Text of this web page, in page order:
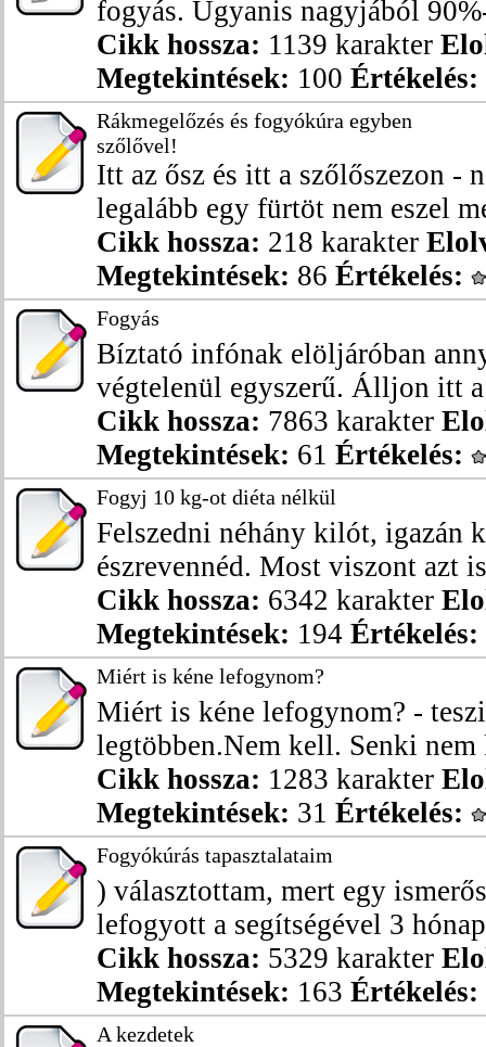
fogyás. Ugyanis nagyjából
Cikk hossza: 1139 karakter
Megtekintések: 100 Értékelés:
Rákmegelőzés és fogyókúra egyben
szőlővel!
Itt az ősz és itt a szőlőszezon -
legalább egy fürtöt nem eszel
Cikk hossza: 218 karakter
Megtekintések: 86 Értékelés:
Fogyás
Bíztató infónak elöljáróban
végtelenül egyszerű. Álljon itt
Cikk hossza: 7863 karakter
Megtekintések: 61 Értékelés:
Fogyj 10 kg-ot diéta nélkül
Felszedni néhány kilót, igazán
észrevennéd. Most viszont azt
Cikk hossza: 6342 karakter
Megtekintések: 194 Értékelés:
Miért is kéne lefogynom?
Miért is kéne lefogynom? -
legtöbben.Nem kell. Senki nem
Cikk hossza: 1283 karakter
Megtekintések: 31 Értékelés:
Fogyókúrás tapasztalataim
) választottam, mert egy
lefogyott a segítségével 3
Cikk hossza: 5329 karakter
Megtekintések: 163 Értékelés:
A kezdetek